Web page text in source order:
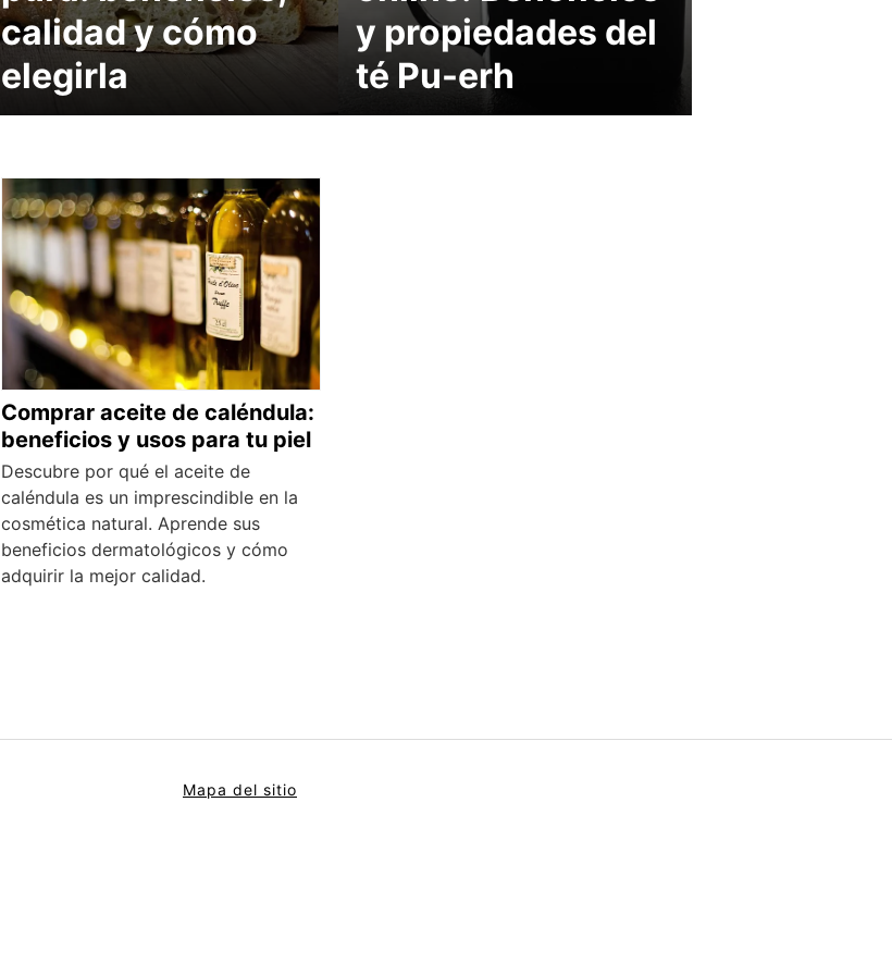
calidad y cómo
elegirla
y propiedades del
té Pu-erh
Comprar aceite de caléndula:
beneficios y usos para tu piel
Descubre por qué el aceite de
caléndula es un imprescindible en la
cosmética natural. Aprende sus
beneficios dermatológicos y cómo
adquirir la mejor calidad.
Mapa del sitio